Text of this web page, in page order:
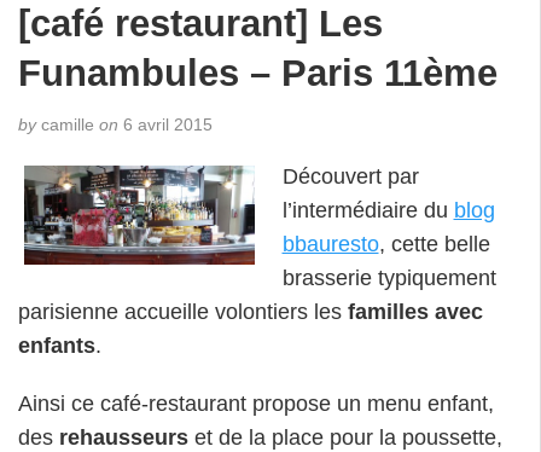
g
[café restaurant] Les
Funambules – Paris 11ème
bycamille on 6 avril 2015
Découvert par
l’intermédiaire du blog
bbauresto, cette belle
brasserie typiquement
parisienne accueille volontiers les familles avec
enfants.
Ainsi ce café-restaurant propose un menu enfant,
des rehausseurs et de la place pour la poussette,